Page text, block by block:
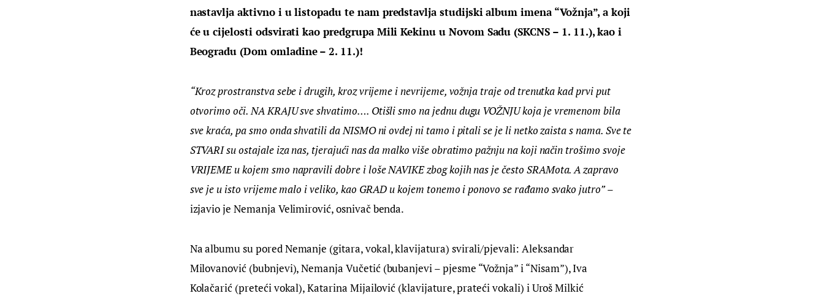
nastavlja aktivno i u listopadu te nam predstavlja studijski album imena “Vožnja”, a koji
će u cijelosti odsvirati kao predgrupa Mili Kekinu u Novom Sadu (SKCNS – 1. 11.), kao i
Beogradu (Dom omladine – 2. 11.)!
“Kroz prostranstva sebe i drugih, kroz vrijeme i nevrijeme, vožnja traje od trenutka kad prvi put
otvorimo oči. NA KRAJU sve shvatimo…. Otišli smo na jednu dugu VOŽNJU koja je vremenom bila
sve kraća, pa smo onda shvatili da NISMO ni ovdej ni tamo i pitali se je li netko zaista s nama. Sve te
STVARI su ostajale iza nas, tjerajući nas da malko više obratimo pažnju na koji način trošimo svoje
VRIJEME u kojem smo napravili dobre i loše NAVIKE zbog kojih nas je često SRAMota. A zapravo
sve je u isto vrijeme malo i veliko, kao GRAD u kojem tonemo i ponovo se rađamo svako jutro” –
izjavio je Nemanja Velimirović, osnivač benda.
Na albumu su pored Nemanje (gitara, vokal, klavijatura) svirali/pjevali: Aleksandar
Milovanović (bubnjevi), Nemanja Vučetić (bubanjevi – pjesme “Vožnja” i “Nisam”), Iva
Kolačarić (preteći vokal), Katarina Mijailović (klavijature, prateći vokali) i Uroš Milkić